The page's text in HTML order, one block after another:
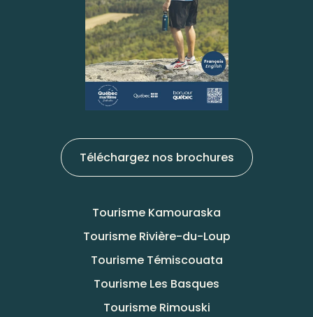
Téléchargez nos brochures
Tourisme Kamouraska
Tourisme Rivière-du-Loup
Tourisme Témiscouata
Tourisme Les Basques
Tourisme Rimouski